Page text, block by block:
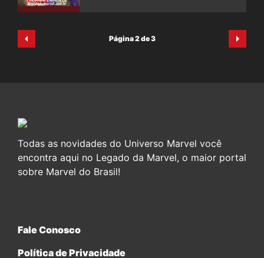
Página 2 de 3
Todas as novidades do Universo Marvel você
encontra aqui no Legado da Marvel, o maior portal
sobre Marvel do Brasil!
Fale Conosco
Política de Privacidade